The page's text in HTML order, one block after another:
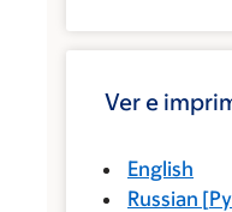
Ver e
English
Russian [